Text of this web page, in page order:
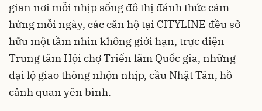
gian nơi mỗi nhịp sống đô thị đánh thức cảm
hứng mỗi ngày, các căn hộ tại CITYLINE đều sở
hữu một tầm nhìn không giới hạn, trực diện
Trung tâm Hội chợ Triển lãm Quốc gia, những
đại lộ giao thông nhộn nhịp, cầu Nhật Tân, hồ
cảnh quan yên bình.